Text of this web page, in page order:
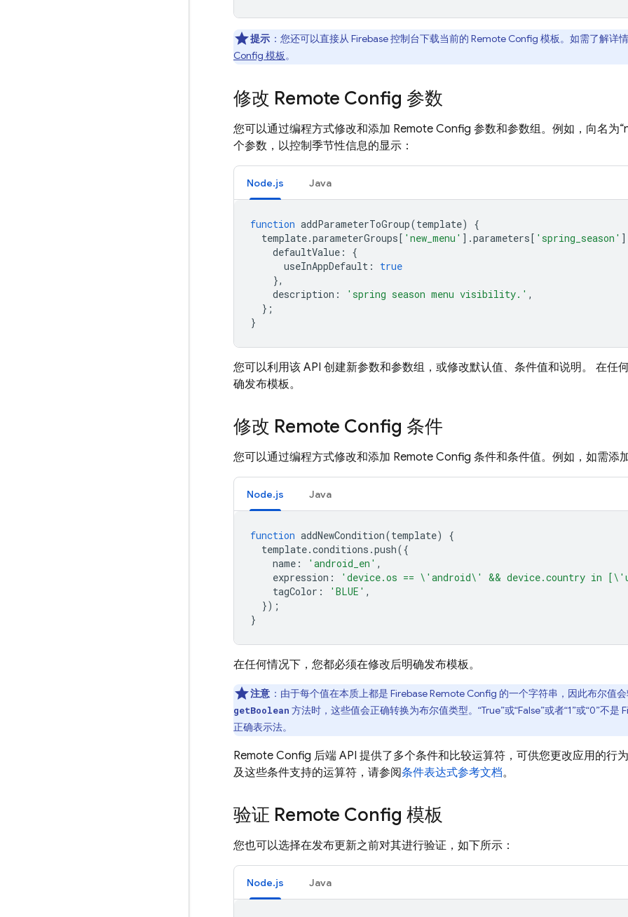
提示 ：您还可以直接从 Firebase控制台下载当前的 Remote Config 模板。如需了解详
Config 模板。
修改 Remote Config 参数
您可以通过编程方式修改和添加 Remote Config 参数和参数组。例如，向名为
个参数，以控制季节性信息的显示：
Node.js Java
function addParameterToGroup(template)
{
template.parameterGroups[ 'new_menu' ].parameters[ 'spring_season' ]
defaultValue :
{
useInAppDefault :
true
},
description : 'spring season menu visibility.' ,
};
}
您可以利用该 API 创建新参数和参数组，或修改默认值、条件值和说明。 在任
确发布模板。
修改 Remote Config 条件
您可以通过编程方式修改和添加 Remote Config 条件和条件值。例如，如需添
Node.js Java
function addNewCondition(template)
{
template.conditions .push({
name : 'android_en' ,
expression :
'device.os == \'android\' && device.country
tagColor : 'BLUE' ,
});
}
在任何情况下，您都必须在修改后明确发布模板。
注意 ： 由于每个值在本质上都是 Firebase Remote Config 的一个字符串，因此布尔值
getBoolean 方法时，这些值会正确转换为布尔值类型。“True”或“False”或者“1”或“0”不是
正确表示法。
Remote Config 后端 API 提供了多个条件和比较运算符，可供您更改应用的行
及这些条件支持的运算符，请参阅条件表达式参考文档。
验证 Remote Config 模板
您也可以选择在发布更新之前对其进行验证，如下所示：
Node.js Java